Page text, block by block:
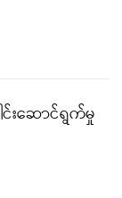
င်းဆောင်ရွက်မှု